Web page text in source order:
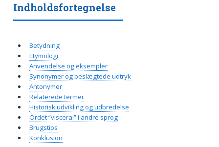
Indholdsfortegnelse
Betydning
Etymologi
Anvendelse og eksempler
Synonymer og beslægtede udtryk
Antonymer
Relaterede termer
Historisk udvikling og udbredelse
Ordet “visceral” i andre sprog
Brugstips
Konklusion